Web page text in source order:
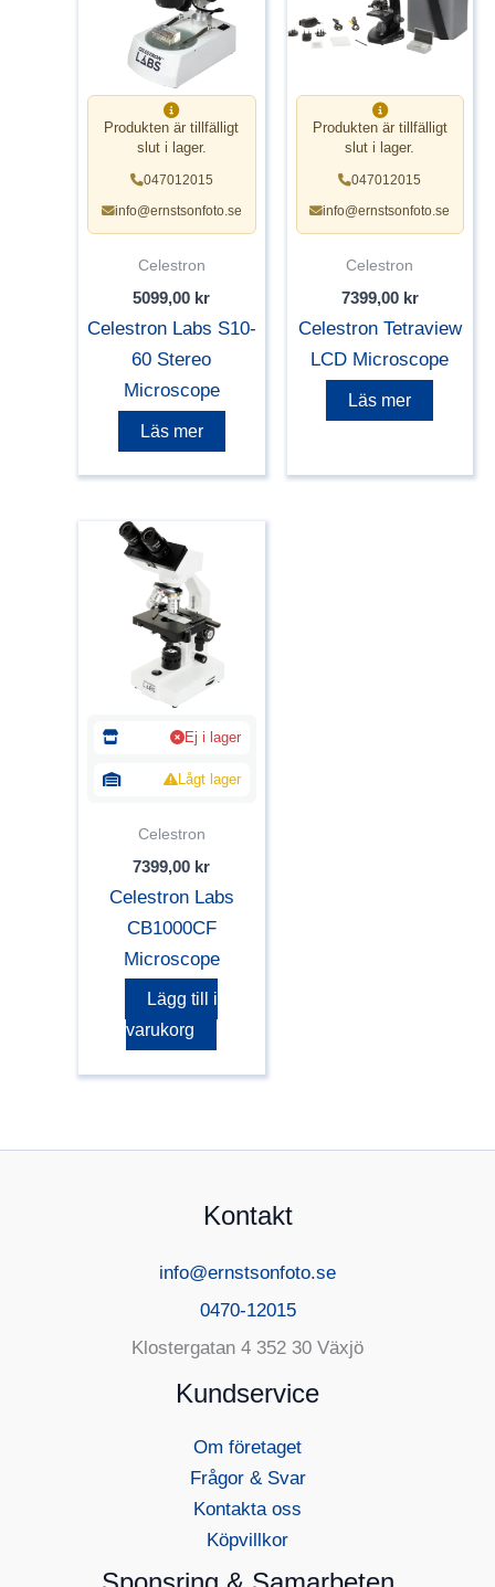
Produkten är tillfälligt
slut i lager.
047012015
info@ernstsonfoto.se
Celestron
5099,00 kr
Celestron Labs S10-
60 Stereo
Microscope
Läs mer
Produkten är tillfälligt
slut i lager.
047012015
info@ernstsonfoto.se
Celestron
7399,00 kr
Celestron Tetraview
LCD Microscope
Läs mer
Ej i lager
Lågt lager
Celestron
7399,00 kr
Celestron Labs
CB1000CF
Microscope
Lägg till i
varukorg
Kontakt
info@ernstsonfoto.se
0470-12015
Klostergatan 4 352 30 Växjö
Kundservice
Om företaget
Frågor & Svar
Kontakta oss
Köpvillkor